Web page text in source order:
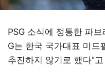
PSG 소식에 정통한 파
G는 한국 국가대표 미드
추진하지 않기로 했다"